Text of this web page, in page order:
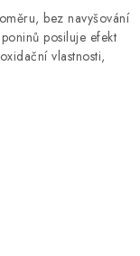
bez navyšování
posiluje efekt
vlastnosti,